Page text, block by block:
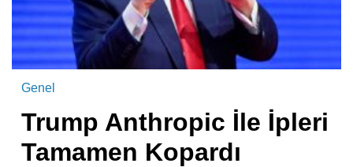
Genel
Trump Anthropic İle İpleri
Tamamen Kopardı